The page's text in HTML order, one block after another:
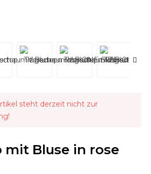
steht derzeit nicht zur
mit Bluse in rose